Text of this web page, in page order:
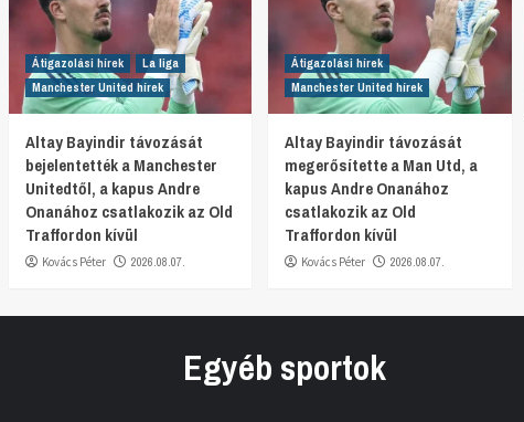
Átigazolási hírek
La liga
Manchester United hírek
Altay Bayindir távozását
bejelentették a Manchester
Unitedtől, a kapus Andre
Onanához csatlakozik az Old
Traffordon kívül
Kovács Péter 2026.08.07.
Átigazolási hírek
Manchester United hírek
Altay Bayindir távozását
megerősítette a Man Utd, a
kapus Andre Onanához
csatlakozik az Old
Traffordon kívül
Kovács Péter 2026.08.07.
Egyéb sportok